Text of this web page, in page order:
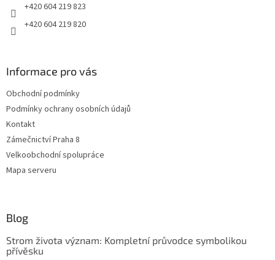
+420 604 219 823
+420 604 219 820
Informace pro vás
Obchodní podmínky
Podmínky ochrany osobních údajů
Kontakt
Zámečnictví Praha 8
Velkoobchodní spolupráce
Mapa serveru
Blog
Strom života význam: Kompletní průvodce symbolikou
přívěsku